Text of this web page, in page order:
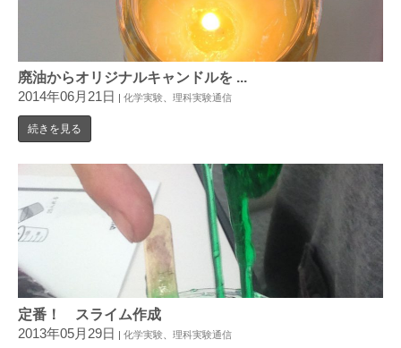
廃油からオリジナルキャンドルを ...
2014年06月21日
化学実験 理科実験通信
続きを見る
定番！ スライム作成
2013年05月29日 | 化学実験 理科実験通信